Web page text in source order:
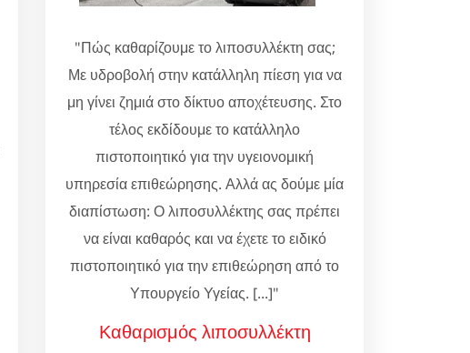
"Πώς καθαρίζουμε το λιποσυλλέκτη σας;
Με υδροβολή στην κατάλληλη πίεση για να
μη γίνει ζημιά στο δίκτυο αποχέτευσης. Στο
τέλος εκδίδουμε το κατάλληλο
πιστοποιητικό για την υγειονομική
υπηρεσία επιθεώρησης. Αλλά ας δούμε μία
διαπίστωση: Ο λιποσυλλέκτης σας πρέπει
να είναι καθαρός και να έχετε το ειδικό
πιστοποιητικό για την επιθεώρηση από το
Υπουργείο Υγείας. [...]"
Καθαρισμός λιποσυλλέκτη